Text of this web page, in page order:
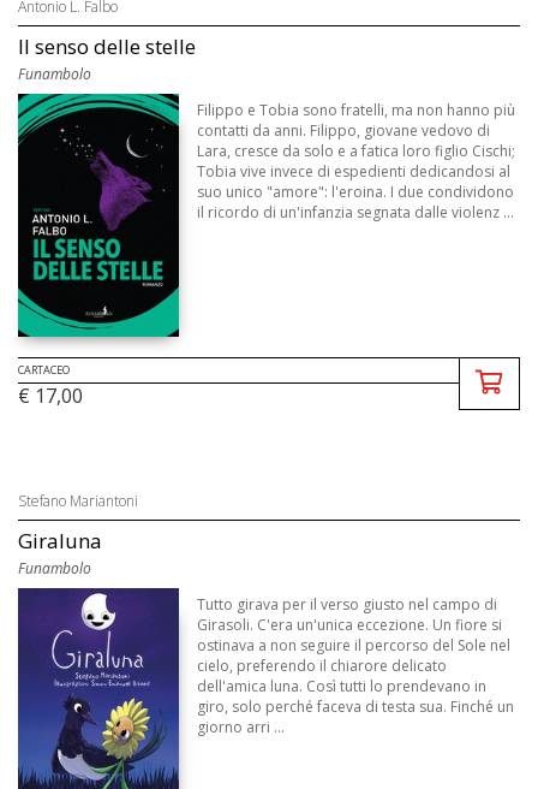
Antonio L. Falbo
Il senso delle stelle
Funambolo
Filippo e Tobia sono fratelli, ma non hanno più
contatti da anni. Filippo, giovane vedovo di
Lara, cresce da solo e a fatica loro figlio Cischi;
Tobia vive invece di espedienti dedicandosi al
suo unico "amore": l'eroina. I due condividono
il ricordo di un'infanzia segnata dalle violenz ...
CARTACEO
€ 17,00
Stefano Mariantoni
Giraluna
Funambolo
Tutto girava per il verso giusto nel campo di
Girasoli. C'era un'unica eccezione. Un fiore si
ostinava a non seguire il percorso del Sole nel
cielo, preferendo il chiarore delicato
dell'amica luna. Così tutti lo prendevano in
giro, solo perché faceva di testa sua. Finché un
giorno arri ...